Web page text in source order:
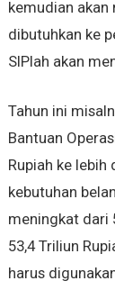
kemudian
dibutuhkan ke
SIPlah akan
Tahun ini
Bantuan
Rupiah ke
kebutuhan
meningkat dari
53,4 Triliun
harus